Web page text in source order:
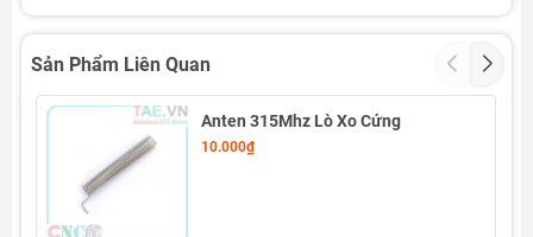
Sản Phẩm Liên Quan
Anten 315Mhz Lò Xo Cứng
10.000₫